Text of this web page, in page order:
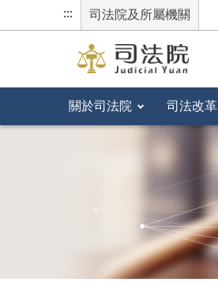
::: 司法院及所屬機關
關於司法院 司法改革